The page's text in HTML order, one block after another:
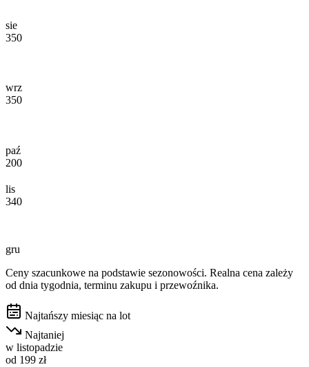
sie
350
wrz
350
paź
200
lis
340
gru
Ceny szacunkowe na podstawie sezonowości. Realna cena zależy
od dnia tygodnia, terminu zakupu i przewoźnika.
Najtańszy miesiąc na lot
Najtaniej
w listopadzie
od 199 zł